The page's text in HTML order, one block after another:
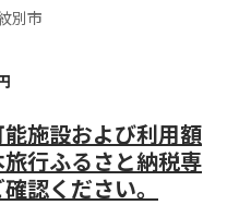
別市
施設および利用額
行ふるさと納税専
認ください。